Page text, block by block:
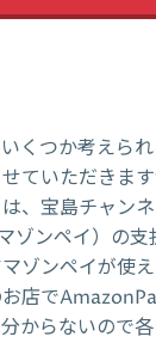
くつか考えら
ていただきま
、宝島チャン
ゾンペイ）の支
ゾンペイが使
店で
からないので